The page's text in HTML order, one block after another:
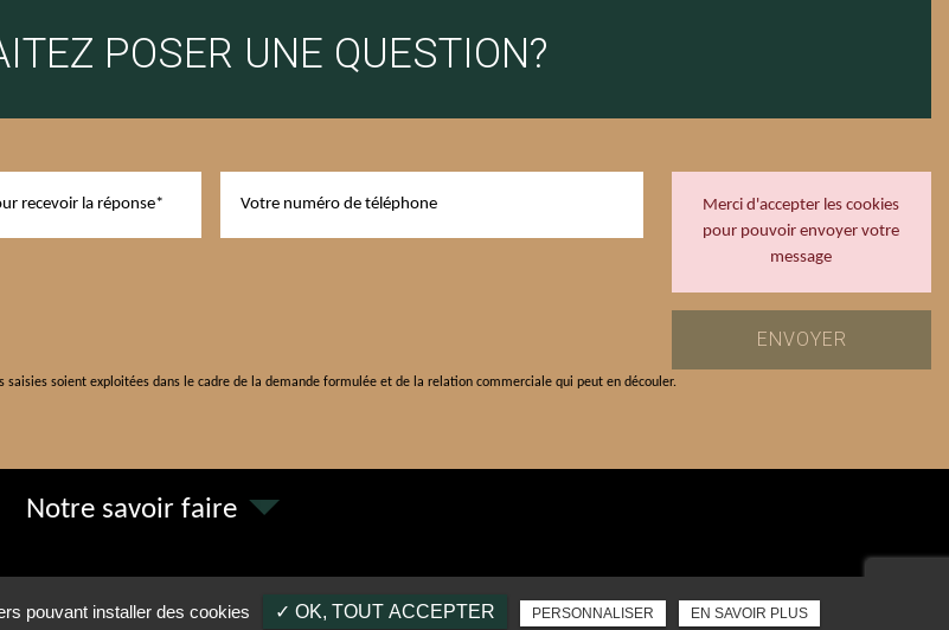
POSER UNE QUESTION?
Merci d'accepter les cookies
pour pouvoir envoyer votre
message
soient exploitées dans le cadre de la demande formulée et de la relation commerciale qui peut en découler.
Notre savoir faire
07 68 58 42 86
pouvant installer des cookies ✓ OK, TOUT ACCEPTER PERSONNALISER EN SAVOIR PLUS